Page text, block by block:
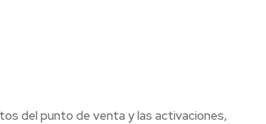
del punto de venta y las activaciones,